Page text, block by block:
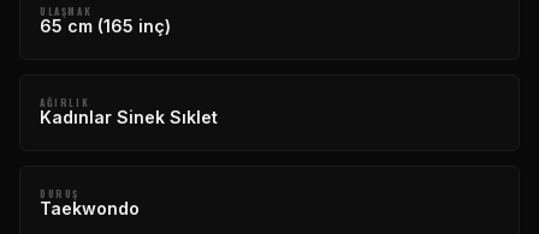
ULAŞMAK
65 cm (165 inç)
AĞIRLIK
Kadınlar Sinek Sıklet
DURUŞ
Taekwondo